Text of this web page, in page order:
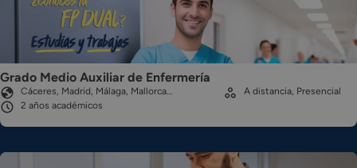
Grado Medio Auxiliar de Enfermería
Cáceres, Madrid, Málaga, Mallorca…
2 años académicos
A distancia, Presencial